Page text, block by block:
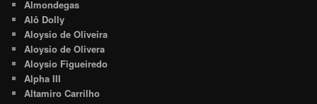
Almondegas
Alô Dolly
Aloysio de Oliveira
Aloysio de Olivera
Aloysio Figueiredo
Alpha III
Altamiro Carrilho